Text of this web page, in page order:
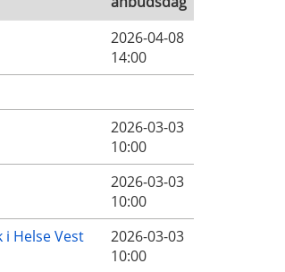
2026-04-08
14:00
2026-03-03
10:00
2026-03-03
10:00
Helse Vest
2026-03-03
10:00